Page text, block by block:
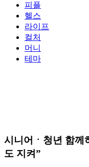
피플
헬스
라이프
컬처
머니
테마
시니어ㆍ청년 함께
도 지켜”